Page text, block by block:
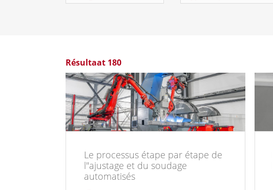
Résultaat 180
Le processus étape par étape de
l"ajustage et du soudage
automatisés